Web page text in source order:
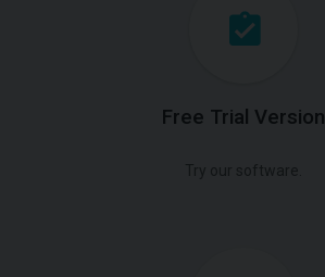
Free Trial Version